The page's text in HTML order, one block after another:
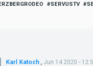
SERVUSTV
Karl Katoch Jun 14 2020 -